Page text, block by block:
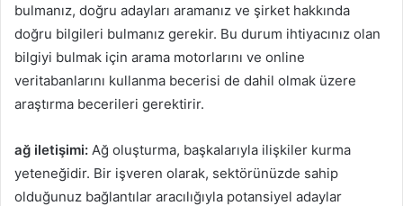
bulmanız, doğru adayları aramanız ve şirket hakkında
doğru bilgileri bulmanız gerekir. Bu durum ihtiyacınız olan
bilgiyi bulmak için arama motorlarını ve online
veritabanlarını kullanma becerisi de dahil olmak üzere
araştırma becerileri gerektirir.
ağ iletişimi: Ağ oluşturma, başkalarıyla ilişkiler kurma
yeteneğidir. Bir işveren olarak, sektörünüzde sahip
olduğunuz bağlantılar aracılığıyla potansiyel adaylar